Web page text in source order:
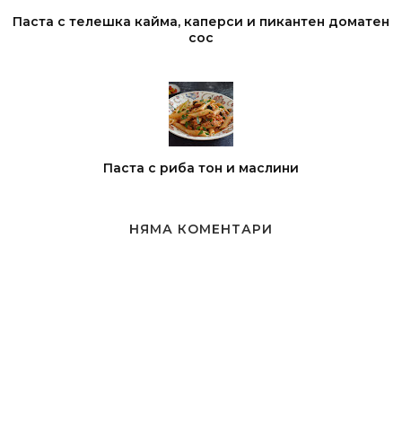
Паста с телешка кайма, каперси и пикантен доматен
сос
Паста с риба тон и маслини
НЯМА КОМЕНТАРИ